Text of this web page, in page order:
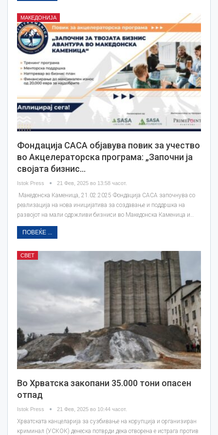
МАКЕДОНИЈА
Фондација САСА објавува повик за учество
во Акцелераторска програма: „Започни ја
својата бизнис…
Istok Press 21 Фев, 2025 во 13:58 часот.
Македонска Каменица, 21.02.2025 Фондација САСА започнува со
реализација на нова иницијатива за создавање и поддршка на
развојот на мали одржливи бизниси во Македонска Каменица и…
ПОВЕЌЕ ...
СВЕТ
Во Хрватска закопани 35.000 тони опасен
отпад
Istok Press 21 Фев, 2025 во 10:44 часот.
Хрватската канцеларија за сузбивање на корупција и организиран
криминал (УСКОК) денеска потврди дека отворена е истрага против